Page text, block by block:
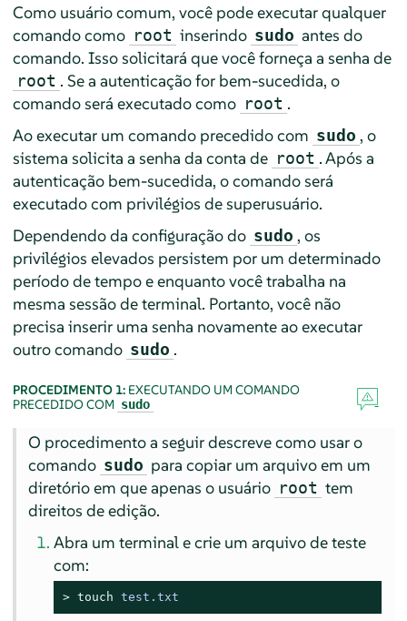
Como usuário comum, você pode executar qualquer
comando como root inserindo sudo antes do
comando. Isso solicitará que você forneça a senha de
root . Se a autenticação for bem-sucedida, o
comando será executado como root .
Ao executar um comando precedido com sudo , o
sistema solicita a senha da conta de root . Após a
autenticação bem-sucedida, o comando será
executado com privilégios de superusuário.
Dependendo da configuração do sudo , os
privilégios elevados persistem por um determinado
período de tempo e enquanto você trabalha na
mesma sessão de terminal. Portanto, você não
precisa inserir uma senha novamente ao executar
outro comando sudo .
PROCEDIMENTO 1: EXECUTANDO UM COMANDO
PRECEDIDO COM sudo
O procedimento a seguir descreve como usar o
comando sudo para copiar um arquivo em um
diretório em que apenas o usuário root tem
direitos de edição.
Abra um terminal e crie um arquivo de teste
com:
> touch test.txt